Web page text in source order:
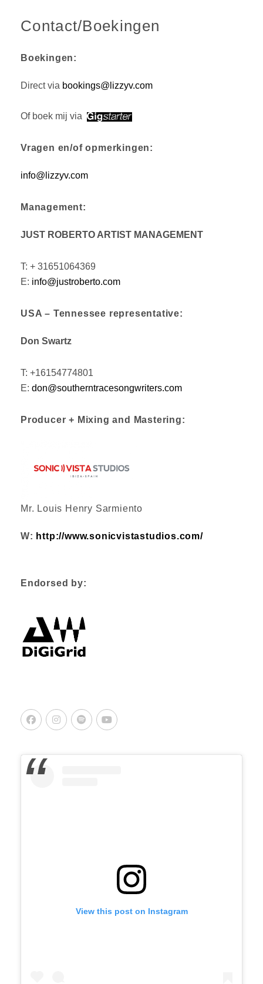
Contact/Boekingen
Boekingen:
Direct via bookings@lizzyv.com
Of boek mij via
Vragen en/of opmerkingen:
info@lizzyv.com
Management:
JUST ROBERTO ARTIST MANAGEMENT
T: + 31651064369
E: info@justroberto.com
USA – Tennessee representative:
Don Swartz
T: +16154774801
E: don@southerntracesongwriters.com
Producer + Mixing and Mastering:
Mr. Louis Henry Sarmiento
W: http://www.sonicvistastudios.com/
Endorsed by:
View this post on Instagram